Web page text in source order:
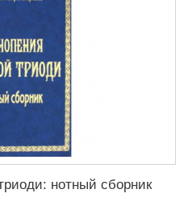
нотный сборник